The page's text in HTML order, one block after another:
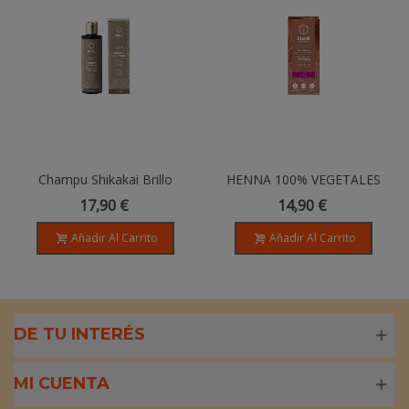
Champu Shikakai Brillo
Ayurveda - 200ml
17,90 €
Añadir Al Carrito
HENNA 100% VEGETALES
BIO KHADI - Castaño Claro -
100gr
14,90 €
Añadir Al Carrito
DE TU INTERÉS
MI CUENTA